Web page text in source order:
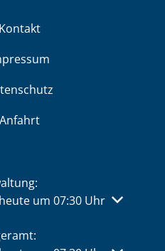
Kontakt
Anfahrt
oder Schließzeiten
um 07:30 Uhr